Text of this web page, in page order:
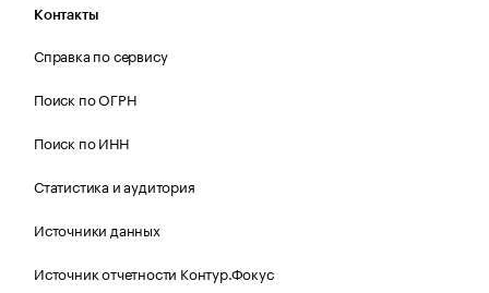
Контакты
Справка по сервису
Поиск по ОГРН
Поиск по ИНН
Статистика и аудитория
Источники данных
Источник отчетности Контур.Фокус